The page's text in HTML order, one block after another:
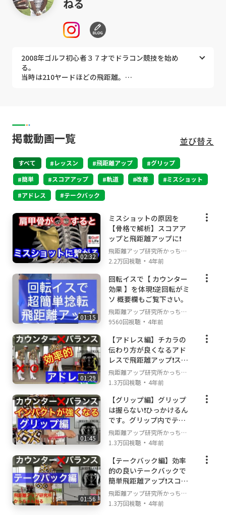
最小のチカラで最大のチカラを引き出し
力みが改善され、ミスショットも減り
この理論を実践して
ドラコンプロの太田勝規が提起する
【飛ばしの極意】を提供いたします。
て好評販売中。
レヴューには嬉しい感想がぎっしり。
嬉しいことに販売から半年もせずに増刷となりました。
https://lit.link/upkachanneru
初心者からツアープロ、ツアープロコーチにいたるまで
飛距離アップのレッスンもしております。
ねる
2008年ゴルフ初心者３７才でドラコン競技を始め
る。
当時は210ヤードほどの飛距離。
ドラコン全日本大会では毎年出場の常連になりまし
た。
2015年384.5ヤードで当時の自己記録を更新して初
2018年47才で「４１６ヤード」を記録し自己記録更
新❗️
2018年アジア大会２位【オープン】
2016年アジア大会３位【シニア】
世界大会選考会ベスト8
2017年ゴルフを真面目に始めて
半年でベストスコア８７からベストスコア７０へ
チャンネル管理者のドラコンプロ太田勝規は
1971年5月生まれO型大阪府出身
詳細は下記リンクを見ていただければ幸いです。
掲載動画一覧 並び替え
すべて レッスン 飛距離アップ
グリップ
簡単
スコアアップ 軌道 改善
ミスショット
アドレス
テークバック
02:32
ミスショットの原因を
【骨格で解析】スコアア
ップと飛距離アップに❗️
飛距離アップ研究所かっちゃ
んねる
2.2万回視聴 ・ 4年前
01:15
回転イスで【 カウンター
効果 】を体現❗️逆回転がミ
ソ 概要欄もご覧下さい。
飛距離アップ研究所かっちゃ
んねる
9560回視聴 ・ 4年前
01:29
【アドレス編】チカラの
伝わり方が良くなるアド
レスで飛距離アップ❗️スコ
アアップ❗️
飛距離アップ研究所かっちゃ
んねる
1.3万回視聴 ・ 4年前
01:45
【グリップ編】グリップ
は握らない❗️ひっかけるん
です。グリップ内でテコ
の原理を効かせて簡単飛
距離アップ❗️
飛距離アップ研究所かっちゃ
んねる
1.3万回視聴 ・ 4年前
01:56
【テークバック編】効率
的の良いテークバックで
簡単飛距離アップ❗️スコア
アップ❗️
飛距離アップ研究所かっちゃ
んねる
1.3万回視聴 ・ 4年前